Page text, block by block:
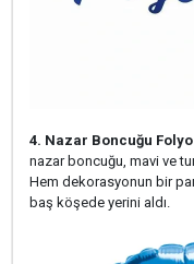
4. Nazar Boncuğu
nazar boncuğu, mavi ve
Hem dekorasyonun bir
baş köşede yerini aldı.